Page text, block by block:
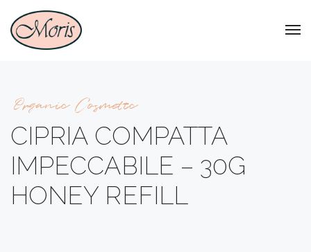
Organic Cosmetic
CIPRIA COMPATTA
IMPECCABILE – 30G
HONEY REFILL